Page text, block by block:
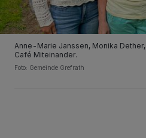
Anne-Marie Janssen, Monika
­Café Miteinander.
Foto: Gemeinde Grefrath